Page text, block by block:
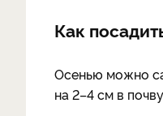
Как
Осенью можно
на 2–4 см в